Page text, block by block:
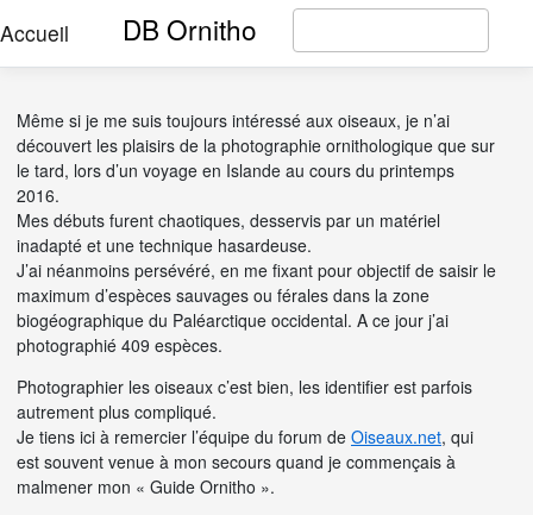
Accueil DB Ornitho
Même si je me suis toujours intéressé aux oiseaux, je n’ai
découvert les plaisirs de la photographie ornithologique que sur
le tard, lors d’un voyage en Islande au cours du printemps
2016.
Mes débuts furent chaotiques, desservis par un matériel
inadapté et une technique hasardeuse.
J’ai néanmoins persévéré, en me fixant pour objectif de saisir le
maximum d’espèces sauvages ou férales dans la zone
biogéographique du Paléarctique occidental. A ce jour j’ai
photographié 409 espèces.
Photographier les oiseaux c’est bien, les identifier est parfois
autrement plus compliqué.
Je tiens ici à remercier l’équipe du forum de Oiseaux.net, qui
est souvent venue à mon secours quand je commençais à
malmener mon « Guide Ornitho ».